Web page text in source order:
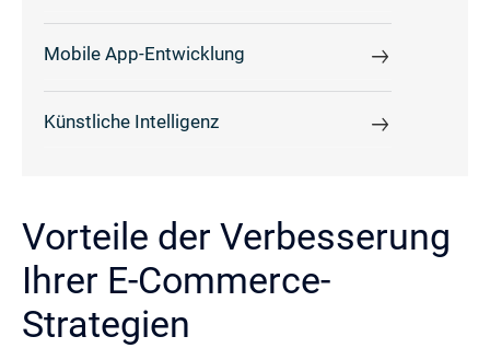
Mobile App-Entwicklung
Künstliche Intelligenz
Vorteile der Verbesserung
Ihrer E-Commerce-
Strategien